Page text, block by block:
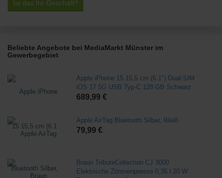
Ist das Ihr Geschäft?
Beliebte Angebote bei MediaMarkt Münster im
Gewerbegebiet
Apple iPhone 15 15,5 cm (6.1") Dual-SIM
iOS 17 5G USB Typ-C 128 GB Schwarz
689,99 €
Apple AirTag Bluetooth Silber, Weiß
79,99 €
Braun TributeCollection CJ 3000
Elektrische Zitronenpresse 0,35 l 20 W